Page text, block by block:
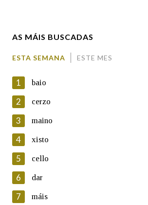
En cumprimento da normativa vixente en
Protección de Datos de Carácter Persoal, a
Galega informa a aqueles usuarios que faciliten
electrónico, así como calquera outra
persoal, que estes datos serán obxecto de
automatizado de carácter confidencial e
ficheiros informáticos. Así mesmo, os usuarios
seu dereito de acceso, rectificación, oposición e
seus datos poñéndose en contacto connosco.
AS MÁIS BUSCADAS
ESTA SEMANA ESTE MES
1 baio
2 cerzo
3 maino
4 xisto
5 cello
6 dar
7 máis